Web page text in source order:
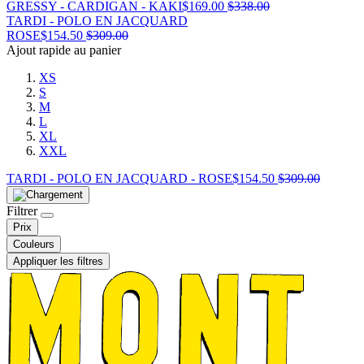
GRESSY - CARDIGAN - KAKI$169.00 $338.00
TARDI - POLO EN JACQUARD
ROSE$154.50 $309.00
Ajout rapide au panier
XS
S
M
L
XL
XXL
TARDI - POLO EN JACQUARD - ROSE$154.50 $309.00
Filtrer
Prix
Couleurs
Appliquer les filtres